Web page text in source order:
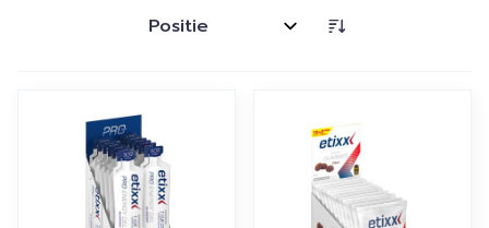
Sorteer op: